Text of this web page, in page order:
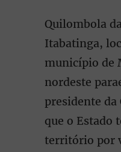
Quilombola
Itabatinga,
município de
nordeste
presidente da
que o Estado
território por